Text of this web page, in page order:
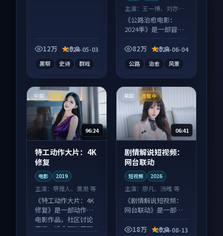
12万 9.8
2024-05-03
黑帮 史诗 群戏
主演： 王一博、刘亦菲
等
《公路治愈电影：
2024季》是一部冒险
成长为内核，情感戏
82万 9.8
2024-06-04
公路 治愈 风景
中国 完结
96:24
特工动作大片：4K
修复
电影 2019
主演： 堺雅人、黄渤 等
《特工动作大片：4K
修复》是一部动作向
电影作品，社区讨论
度高，适合配弹幕观
美国 连载中
06:41
剧情解说短视频：
网台联动
短视频 2026
主演：廖凡、汤唯 等
《剧情解说短视频：
网台联动》是一部悬
奏紧凑信息量大，适
18万 9.8
2024-08-13